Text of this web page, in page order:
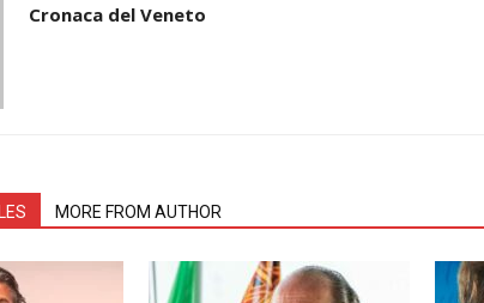
Cronaca del Veneto
MORE FROM AUTHOR